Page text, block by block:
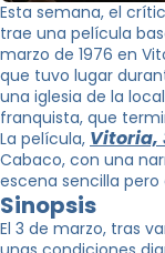
Esta semana, el
trae una película
marzo de 1976 en
que tuvo lugar
una iglesia de la
franquista, que
La película, Vitoria,
Cabaco, con una
escena sencilla
Sinopsis
El 3 de marzo, tras